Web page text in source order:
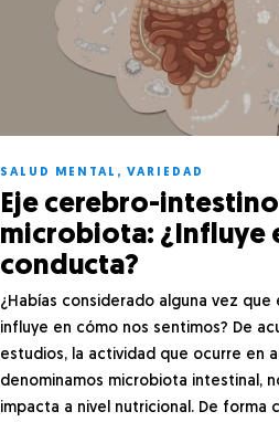
SALUD MENTAL , VARIEDAD
Eje cerebro-
microbiota: ¿Influye
conducta?
¿Habías considerado alguna vez que
influye en cómo nos sentimos? De
estudios, la actividad que ocurre en
denominamos microbiota intestinal,
impacta a nivel nutricional. De forma